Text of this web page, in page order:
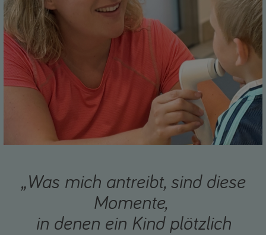
„Was mich antreibt, sind diese
Momente,
in denen ein Kind plötzlich